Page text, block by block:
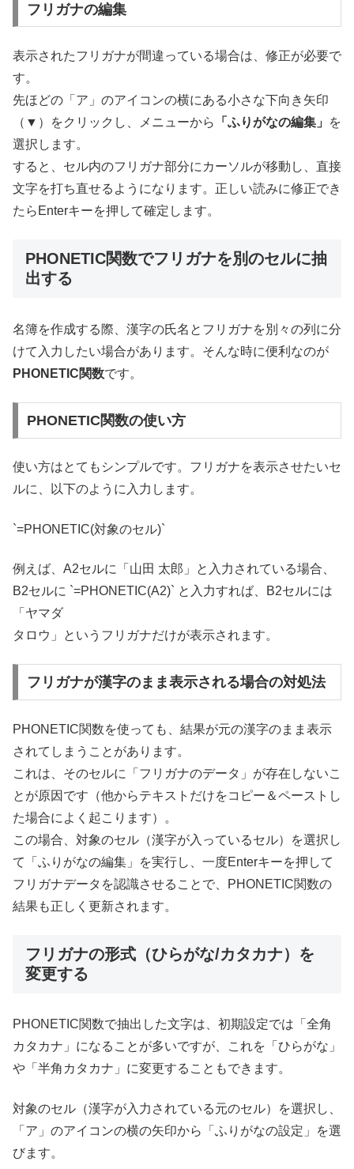
フリガナの編集
表示されたフリガナが間違っている場合は、修正が必要で
す。
先ほどの「ア」のアイコンの横にある小さな下向き矢印
（▼）をクリックし、メニューから
「ふりがなの編集」
を
選択します。
すると、セル内のフリガナ部分にカーソルが移動し、直接
文字を打ち直せるようになります。正しい読みに修正でき
たらEnterキーを押して確定します。
PHONETIC関数でフリガナを別のセルに抽
出する
名簿を作成する際、漢字の氏名とフリガナを別々の列に分
けて入力したい場合があります。そんな時に便利なのが
PHONETIC関数です。
PHONETIC関数の使い方
使い方はとてもシンプルです。フリガナを表示させたいセ
ルに、以下のように入力します。
`=PHONETIC(対象のセル)`
例えば、A2セルに「山田 太郎」と入力されている場合、
B2セルに `=PHONETIC(A2)` と入力すれば、B2セルには
「ヤマダ
タロウ」というフリガナだけが表示されます。
フリガナが漢字のまま表示される場合の対処法
PHONETIC関数を使っても、結果が元の漢字のまま表示
されてしまうことがあります。
これは、そのセルに「フリガナのデータ」が存在しないこ
とが原因です（他からテキストだけをコピー＆ペーストし
た場合によく起こります）。
この場合、対象のセル（漢字が入っているセル）を選択し
て「ふりがなの編集」を実行し、一度Enterキーを押して
フリガナデータを認識させることで、PHONETIC関数の
結果も正しく更新されます。
フリガナの形式（ひらがな/カタカナ）を
変更する
PHONETIC関数で抽出した文字は、初期設定では「全角
カタカナ」になることが多いですが、これを「ひらがな」
や「半角カタカナ」に変更することもできます。
対象のセル（漢字が入力されている元のセル）を選択し、
「ア」のアイコンの横の矢印から「ふりがなの設定」を選
びます。